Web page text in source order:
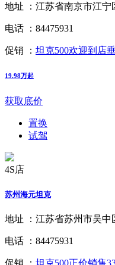
地址 ： 江苏省南京市江宁
电话 ： 84475931
促销 ： 坦克500欢迎到店
19.98万起
获取底价
置换
试驾
4S店
苏州海元坦克
地址 ： 江苏省苏州市吴中
电话 ： 84475931
促销 ： 坦克500正价销售